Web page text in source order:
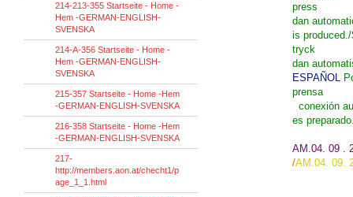
press
dan
is produced./
tryck
dan
ESPAÑOL
prensa
conexión
es preparado
AM.04. 09 .
/AM.04. 09.
214-213-355 Startseite - Home -
Hem -GERMAN-ENGLISH-
SVENSKA
214-A-356 Startseite - Home -
Hem -GERMAN-ENGLISH-
SVENSKA
215-357 Startseite - Home -Hem
-GERMAN-ENGLISH-SVENSKA
216-358 Startseite - Home -Hem
-GERMAN-ENGLISH-SVENSKA
217-
http://members.aon.at/checht1/p
age_1_1.html